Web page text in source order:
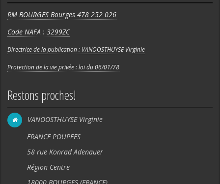
RM BOURGES Bourges 478 252 026
Code NAFA : 3299ZC
Directrice de la publication : VANOOSTHUYSE Virginie
Protection de la vie privée : loi du 06/01/78
Restons proches!
VANOOSTHUYSE Virginie
FRANCE POUPEES
58 rue Konrad Adenauer
Région Centre
18000 BOURGES (FRANCE).